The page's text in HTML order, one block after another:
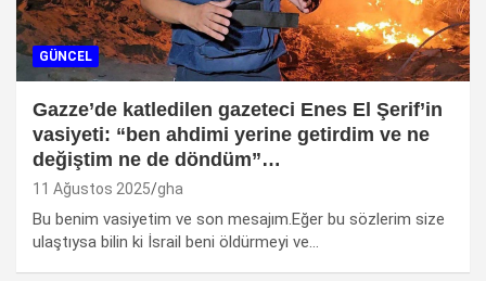
GÜNCEL
Gazze’de katledilen gazeteci Enes El Şerif’in
vasiyeti: “ben ahdimi yerine getirdim ve ne
değiştim ne de döndüm”…
11 Ağustos 2025 gha
Bu benim vasiyetim ve son mesajım.Eğer bu sözlerim size
ulaştıysa bilin ki İsrail beni öldürmeyi ve…